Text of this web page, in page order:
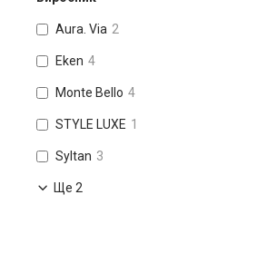
Aura. Via 2
Eken 4
Monte Bello 4
STYLE LUXE 1
Syltan 3
Ще 2